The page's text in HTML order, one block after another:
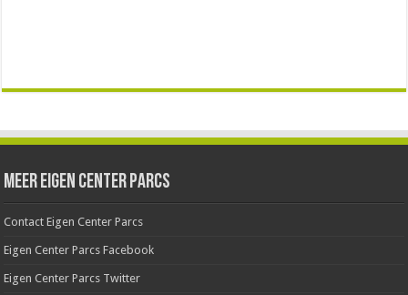
Meer Eigen Center Parcs
Contact Eigen Center Parcs
Eigen Center Parcs Facebook
Eigen Center Parcs Twitter